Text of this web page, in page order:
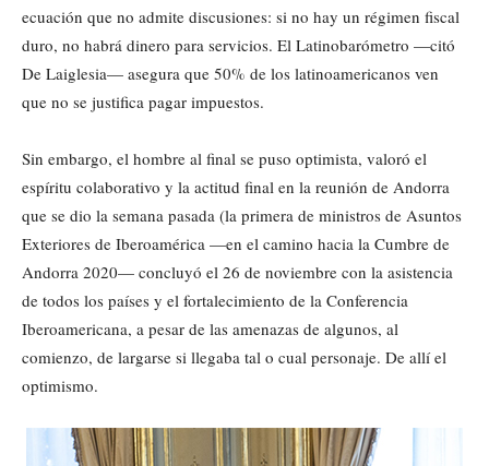
ecuación que no admite discusiones: si no hay un régimen fiscal
duro, no habrá dinero para servicios. El Latinobarómetro —citó
De Laiglesia— asegura que 50% de los latinoamericanos ven
que no se justifica pagar impuestos.
Sin embargo, el hombre al final se puso optimista, valoró el
espíritu colaborativo y la actitud final en la reunión de Andorra
que se dio la semana pasada (la primera de ministros de Asuntos
Exteriores de Iberoamérica —en el camino hacia la Cumbre de
Andorra 2020— concluyó el 26 de noviembre con la asistencia
de todos los países y el fortalecimiento de la Conferencia
Iberoamericana, a pesar de las amenazas de algunos, al
comienzo, de largarse si llegaba tal o cual personaje. De allí el
optimismo.